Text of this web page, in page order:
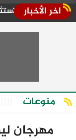
اخر الأخباروالتصنيع
منوعات